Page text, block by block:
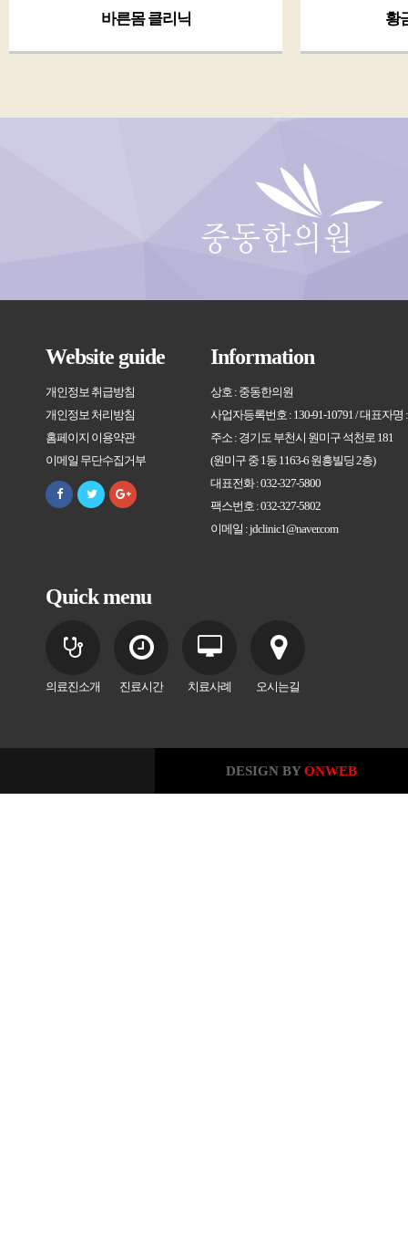
바른몸 클리닉 황
Website guide
개인정보 취급방침
개인정보 처리방침
홈페이지 이용약관
이메일 무단수집거부
Information
상호 : 중동한의원
사업자등록번호 : 130-91-10791 / 대표자명
주소 : 경기도 부천시 원미구 석천로 181
(원미구 중 1동 1163-6 원흥빌딩 2층)
대표전화 : 032-327-5800
팩스번호 : 032-327-5802
이메일 : jdclinic1@naver.com
Quick menu
의료진소개 진료시간 치료사례 오시는길
DESIGN BYONWEB